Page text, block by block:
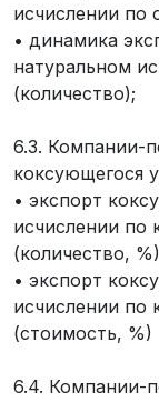
исчислении по
• динамика
натуральном
(количество);
6.3. Компании-
коксующегося
• экспорт
исчислении по
(количество,
• экспорт
исчислении по
(стоимость, %)
6.4. Компании-